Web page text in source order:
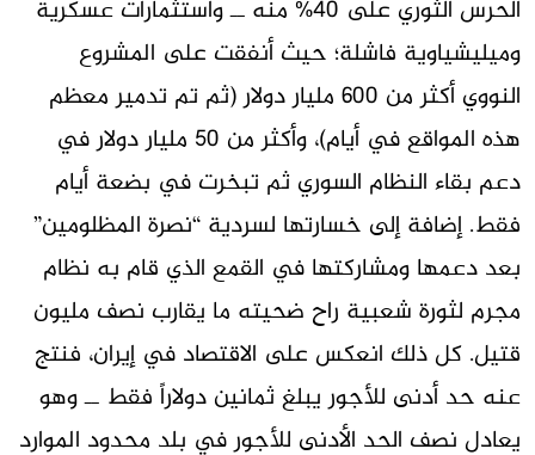
الحرس الثوري على 40% منه ــ واستثمارات عسكرية
وميليشياوية فاشلة؛ حيث أنفقت على المشروع
النووي أكثر من 600 مليار دولار (ثم تم تدمير معظم
هذه المواقع في أيام)، وأكثر من 50 مليار دولار في
دعم بقاء النظام السوري ثم تبخرت في بضعة أيام
فقط. إضافة إلى خسارتها لسردية “نصرة المظلومين”
بعد دعمها ومشاركتها في القمع الذي قام به نظام
مجرم لثورة شعبية راح ضحيته ما يقارب نصف مليون
قتيل. كل ذلك انعكس على الاقتصاد في إيران، فنتج
عنه حد أدنى للأجور يبلغ ثمانين دولاراً فقط ــ وهو
يعادل نصف الحد الأدنى للأجور في بلد محدود الموارد